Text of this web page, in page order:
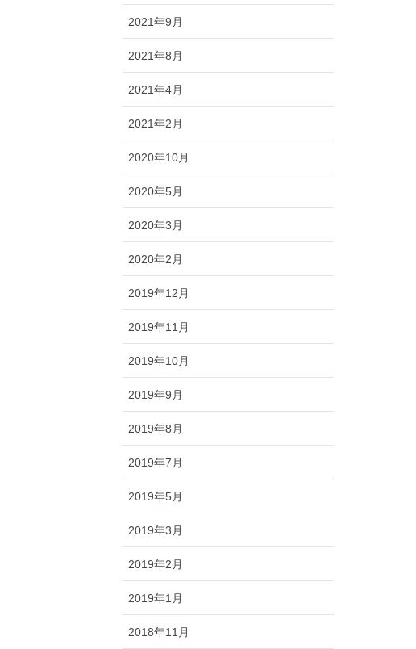
2021年9月
2021年8月
2021年4月
2021年2月
2020年10月
2020年5月
2020年3月
2020年2月
2019年12月
2019年11月
2019年10月
2019年9月
2019年8月
2019年7月
2019年5月
2019年3月
2019年2月
2019年1月
2018年11月